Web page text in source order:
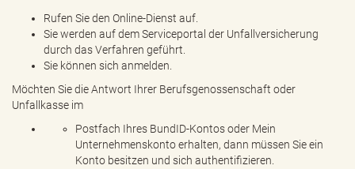
Rufen Sie den Online-Dienst auf.
Sie werden auf dem Serviceportal der Unfallversicherung
durch das Verfahren geführt.
Sie können sich anmelden.
Möchten Sie die Antwort Ihrer Berufsgenossenschaft oder
Unfallkasse im
Postfach Ihres BundID-Kontos oder Mein
Unternehmenskonto erhalten, dann müssen Sie ein
Konto besitzen und sich authentifizieren.